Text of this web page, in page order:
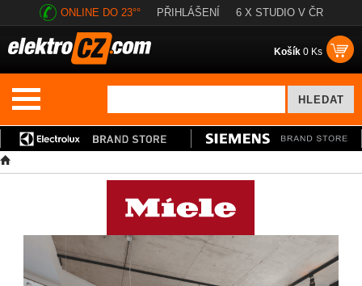
ONLINE DO 23°° PŘIHLÁŠENÍ 6 X STUDIO V ČR
Košík 0 Ks